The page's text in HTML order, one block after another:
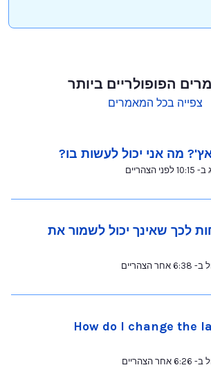
הפופולריים ביותר
צפייה בכל המאמרים
מה אני יכול לעשות בו?
לכך שאינך יכול לשמור את
How do I change the